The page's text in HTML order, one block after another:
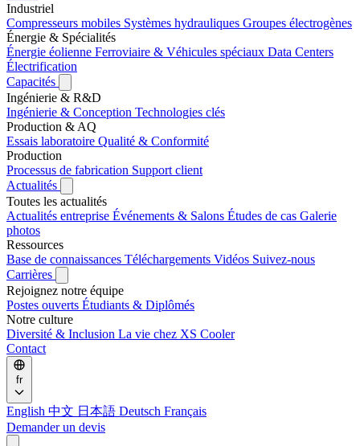
Industriel
Compresseurs mobiles Systèmes hydrauliques Groupes électrogènes
Énergie & Spécialités
Énergie éolienne Ferroviaire & Véhicules spéciaux Data Centers
Électrification
Capacités
Ingénierie & R&D
Ingénierie & Conception Technologies clés
Production & AQ
Essais laboratoire Qualité & Conformité
Production
Processus de fabrication Support client
Actualités
Toutes les actualités
Actualités entreprise Événements & Salons Études de cas Galerie
photos
Ressources
Base de connaissances Téléchargements Vidéos Suivez-nous
Carrières
Rejoignez notre équipe
Postes ouverts Étudiants & Diplômés
Notre culture
Diversité & Inclusion La vie chez XS Cooler
Contact
fr
English 中文 日本語 Deutsch Français
Demander un devis